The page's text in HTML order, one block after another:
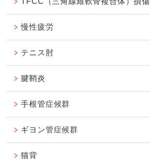
慢性疲労
テニス肘
腱鞘炎
手根管症候群
ギヨン管症候群
猫背